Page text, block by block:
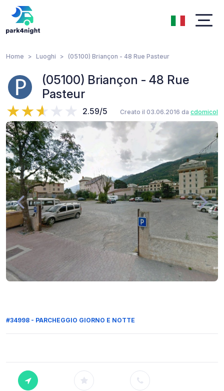
Home Luoghi (05100) Briançon - 48 Rue Pasteur
(05100) Briançon - 48 Rue
Pasteur
2.59/5 Creato il 03.06.2016 da cdomicol
#34998 - PARCHEGGIO GIORNO E NOTTE